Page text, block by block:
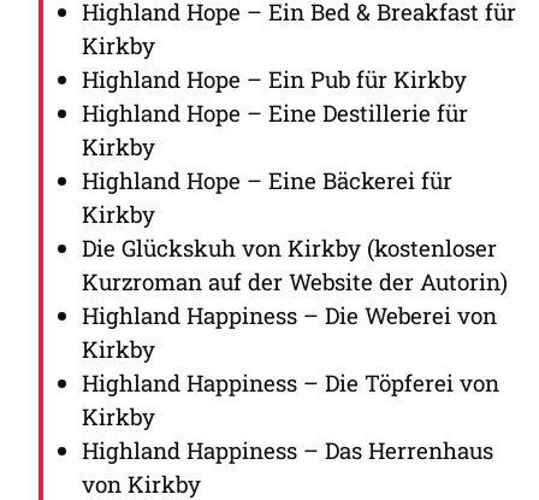
Highland Hope – Ein Bed & Breakfast für
Kirkby
Highland Hope – Ein Pub für Kirkby
Highland Hope – Eine Destillerie für
Kirkby
Highland Hope – Eine Bäckerei für
Kirkby
Die Glückskuh von Kirkby (kostenloser
Kurzroman auf der Website der Autorin)
Highland Happiness – Die Weberei von
Kirkby
Highland Happiness – Die Töpferei von
Kirkby
Highland Happiness – Das Herrenhaus
von Kirkby